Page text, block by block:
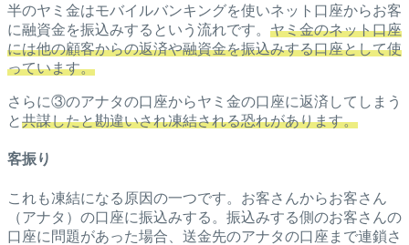
半のヤミ金はモバイルバンキングを使いネット口座からお客
に融資金を振込みするという流れです。 ヤミ金のネット口座
には他の顧客からの返済や融資金を振込みする口座として使
っています。
さらに③のアナタの口座からヤミ金の口座に返済してしまう
と共謀したと勘違いされ凍結される恐れがあります。
客振り
これも凍結になる原因の一つです。お客さんからお客さん
（アナタ）の口座に振込みする。振込みする側のお客さんの
口座に問題があった場合、送金先のアナタの口座まで連鎖さ